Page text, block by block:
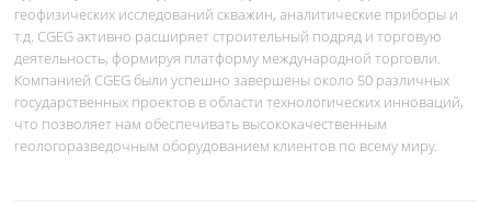
геофизических исследований скважин, аналитические приборы и
т.д. CGEG активно расширяет строительный подряд и торговую
деятельность, формируя платформу международной торговли.
Компанией CGEG были успешно завершены около 50 различных
государственных проектов в области технологических инноваций,
что позволяет нам обеспечивать высококачественным
геологоразведочным оборудованием клиентов по всему миру.